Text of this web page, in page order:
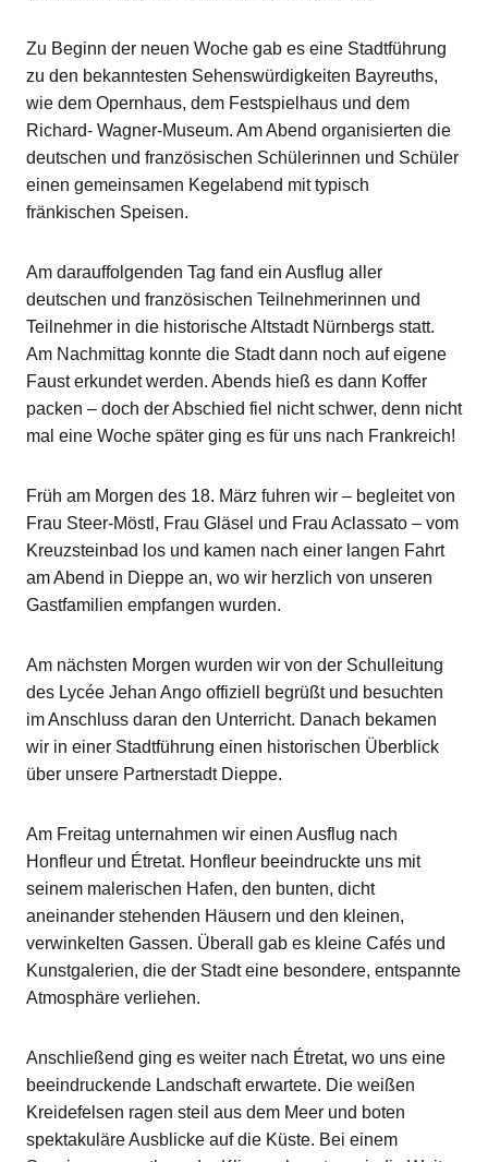
Zu Beginn der neuen Woche gab es eine Stadtführung
zu den bekanntesten Sehenswürdigkeiten Bayreuths,
wie dem Opernhaus, dem Festspielhaus und dem
Richard- Wagner-Museum. Am Abend organisierten die
deutschen und französischen Schülerinnen und Schüler
einen gemeinsamen Kegelabend mit typisch
fränkischen Speisen.
Am darauffolgenden Tag fand ein Ausflug aller
deutschen und französischen Teilnehmerinnen und
Teilnehmer in die historische Altstadt Nürnbergs statt.
Am Nachmittag konnte die Stadt dann noch auf eigene
Faust erkundet werden. Abends hieß es dann Koffer
packen – doch der Abschied fiel nicht schwer, denn nicht
mal eine Woche später ging es für uns nach Frankreich!
Früh am Morgen des 18. März fuhren wir – begleitet von
Frau Steer-Möstl, Frau Gläsel und Frau Aclassato – vom
Kreuzsteinbad los und kamen nach einer langen Fahrt
am Abend in Dieppe an, wo wir herzlich von unseren
Gastfamilien empfangen wurden.
Am nächsten Morgen wurden wir von der Schulleitung
des Lycée Jehan Ango offiziell begrüßt und besuchten
im Anschluss daran den Unterricht. Danach bekamen
wir in einer Stadtführung einen historischen Überblick
über unsere Partnerstadt Dieppe.
Am Freitag unternahmen wir einen Ausflug nach
Honfleur und Étretat. Honfleur beeindruckte uns mit
seinem malerischen Hafen, den bunten, dicht
aneinander stehenden Häusern und den kleinen,
verwinkelten Gassen. Überall gab es kleine Cafés und
Kunstgalerien, die der Stadt eine besondere, entspannte
Atmosphäre verliehen.
Anschließend ging es weiter nach Étretat, wo uns eine
beeindruckende Landschaft erwartete. Die weißen
Kreidefelsen ragen steil aus dem Meer und boten
spektakuläre Ausblicke auf die Küste. Bei einem